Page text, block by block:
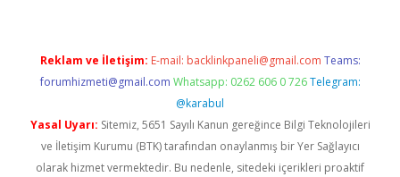
Reklam ve İletişim: E-mail: backlinkpaneli@gmail.com Teams:
forumhizmeti@gmail.com Whatsapp: 0262 606 0 726 Telegram:
@karabul
Yasal Uyarı: Sitemiz, 5651 Sayılı Kanun gereğince Bilgi Teknolojileri
ve İletişim Kurumu (BTK) tarafından onaylanmış bir Yer Sağlayıcı
olarak hizmet vermektedir. Bu nedenle, sitedeki içerikleri proaktif